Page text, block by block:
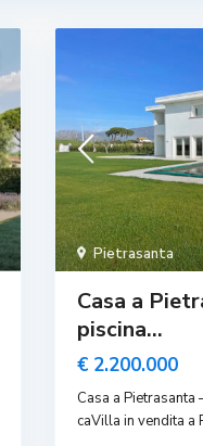
Pietrasanta
Casa a
piscina...
€ 2.200.000
Casa a Pietrasanta
caVilla in vendita a